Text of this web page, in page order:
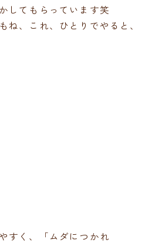
してもらっています笑
、これ、ひとりでやると、
すく、「ムダにつかれ